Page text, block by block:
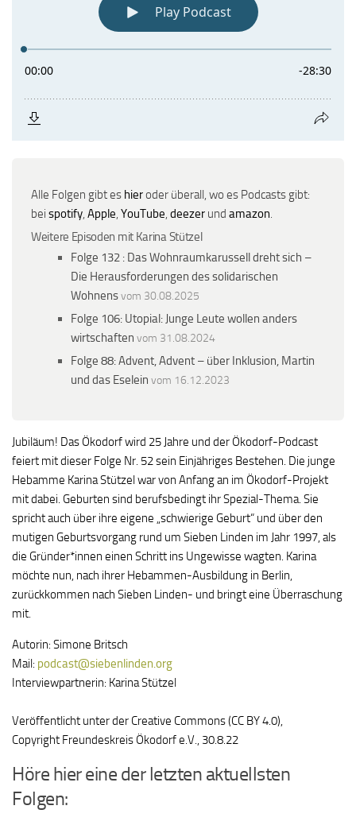
Alle Folgen gibt es hieroder überall, wo es Podcasts gibt:
bei spotify, Apple, YouTube, deezer und amazon.
Weitere Episoden mit Karina Stützel
Folge 132 : Das Wohnraumkarussell dreht sich –
Die Herausforderungen des solidarischen
Wohnensvom 30.08.2025
Folge 106: Utopial: Junge Leute wollen anders
wirtschaften vom 31.08.2024
Folge 88: Advent, Advent – über Inklusion, Martin
und das Eselein vom 16.12.2023
Jubiläum! Das Ökodorf wird 25 Jahre und der Ökodorf-Podcast
feiert mit dieser Folge Nr. 52 sein Einjähriges Bestehen. Die junge
Hebamme Karina Stützel war von Anfang an im Ökodorf-Projekt
mit dabei. Geburten sind berufsbedingt ihr Spezial-Thema. Sie
spricht auch über ihre eigene „schwierige Geburt“ und über den
mutigen Geburtsvorgang rund um Sieben Linden im Jahr 1997, als
die Gründer*innen einen Schritt ins Ungewisse wagten. Karina
möchte nun, nach ihrer Hebammen-Ausbildung in Berlin,
zurückkommen nach Sieben Linden- und bringt eine Überraschung
mit.
Autorin: Simone Britsch
Mail: podcast@siebenlinden.org
Interviewpartnerin: Karina Stützel
Veröffentlicht unter der Creative Commons (CC BY 4.0),
Copyright Freundeskreis Ökodorf e.V., 30.8.22
Höre hier eine der letzten aktuellsten
Folgen: